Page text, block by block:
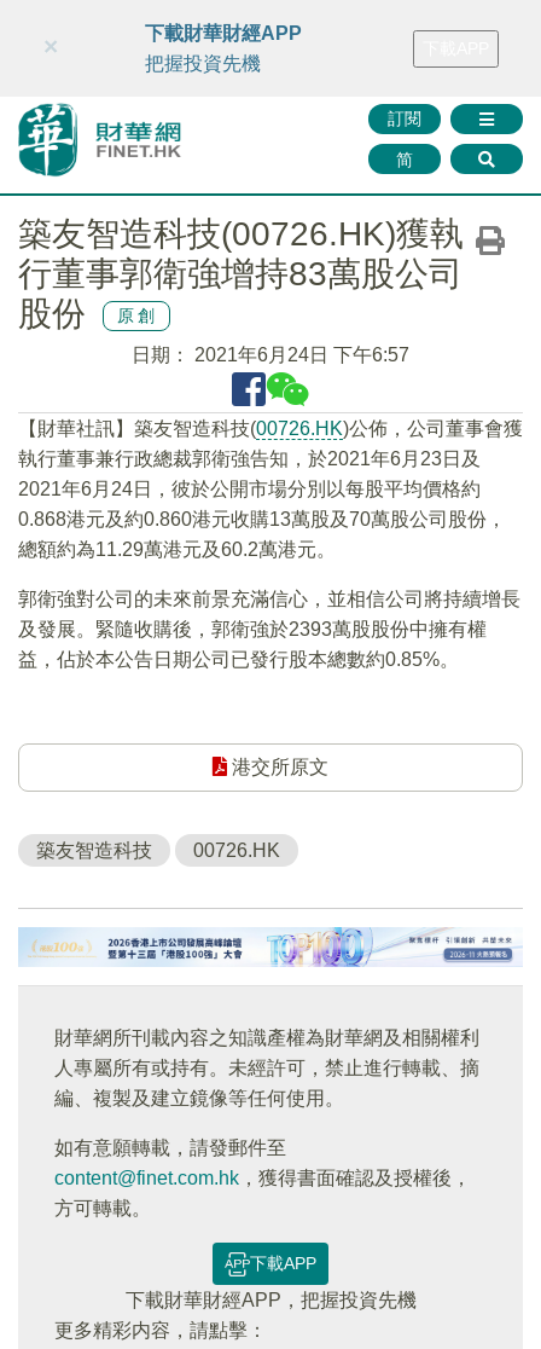
財華智庫網 FINTV FINMETA 財華證券 媒體矩陣
訂閱
简
×
下載財華財經APP
把握投資先機
築友智造科技(00726.HK)獲執
行董事郭衛強增持83萬股公司
股份
原創
日期： 2021年6月24日 下午6:57
【財華社訊】築友智造科技(00726.HK)公佈，公司董事會獲
執行董事兼行政總裁郭衛強告知，於2021年6月23日及
2021年6月24日，彼於公開市場分別以每股平均價格約
0.868港元及約0.860港元收購13萬股及70萬股公司股份，
總額約為11.29萬港元及60.2萬港元。
郭衛強對公司的未來前景充滿信心，並相信公司將持續增長
及發展。緊隨收購後，郭衛強於2393萬股股份中擁有權
益，佔於本公告日期公司已發行股本總數約0.85%。
港交所原文
築友智造科技 00726.HK
財華網所刊載內容之知識產權為財華網及相關權利
人專屬所有或持有。未經許可，禁止進行轉載、摘
編、複製及建立鏡像等任何使用。
如有意願轉載，請發郵件至
content@finet.com.hk ，獲得書面確認及授權後，
方可轉載。
下載APP
下載財華財經APP，把握投資先機
更多精彩内容，請點擊：